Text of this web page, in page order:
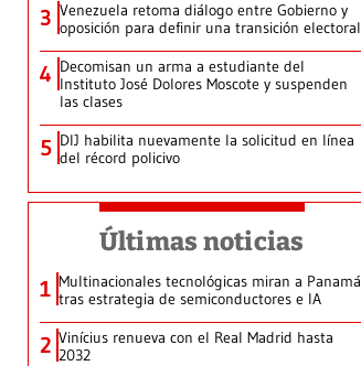
3 Venezuela retoma diálogo entre Gobierno y
oposición para definir una transición electoral
4 Decomisan un arma a estudiante del
Instituto José Dolores Moscote y suspenden
las clases
5 DIJ habilita nuevamente la solicitud en línea
del récord policivo
Últimas noticias
1 Multinacionales tecnológicas miran a Panamá
tras estrategia de semiconductores e IA
2 Vinícius renueva con el Real Madrid hasta
2032